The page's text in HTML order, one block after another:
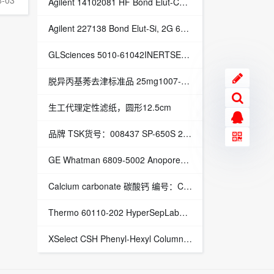
Agilent 227138 Bond Elut-Si, 2G 6ml, 30/Pk Bond Elut-Si, 2G 6ml, 30/Pk - 授权代理
GLSciences 5010-61042INERTSEPC18-C200MG/3ML50/Box INERTSEPC18-C200MG/3ML 50/Box - 授权代理
脱异丙基莠去津标准品 25mg1007-28-9-法国A2S代理现货促销
生工代理定性滤纸，圆形12.5cm
品牌 TSK货号：008437 SP-650S 250mL SP-650S 250mL - 授权代理
GE Whatman 6809-5002 Anopore无机氧化铝膜AA0 0.02UM现货总代理
Calcium carbonate 碳酸钙 编号：C7431-500
Thermo 60110-202 HyperSepLabPlateC8,PolystyreneMaterial,5Pk HyperSep Lab Plate C8, Polystyrene Material, 5Pk - 授权代理
XSelect CSH Phenyl-Hexyl Column, 130Å, 2.5 µm, 4.6 mm X 50 mm, 1/pk 186006133 - 授权代理